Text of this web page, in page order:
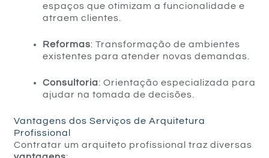
espaços que otimizam a funcionalidade e
atraem clientes.
Reformas: Transformação de ambientes
existentes para atender novas demandas.
Consultoria: Orientação especializada para
ajudar na tomada de decisões.
Vantagens dos Serviços de Arquitetura
Profissional
Contratar um arquiteto profissional traz diversas